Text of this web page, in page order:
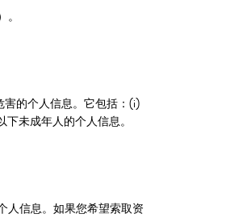
害的个人信息。它包括：(i)
未成年人的个人信息。
人信息。如果您希望索取资